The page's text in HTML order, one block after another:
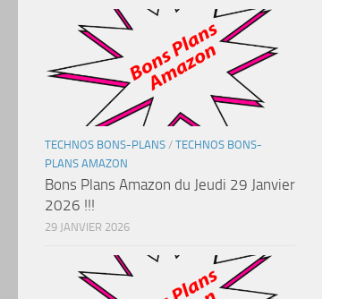
TECHNOS BONS-PLANS / TECHNOS BONS-
PLANS AMAZON
Bons Plans Amazon du Jeudi 29 Janvier
2026 !!!
29 JANVIER 2026